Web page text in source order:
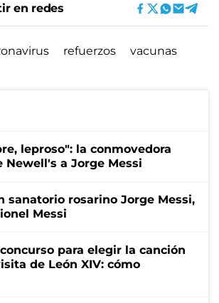
en redes
refuerzos vacunas
leproso": la conmovedora
Newell's a Jorge Messi
sanatorio rosarino Jorge Messi,
Messi
para elegir la canción
de León XIV: cómo